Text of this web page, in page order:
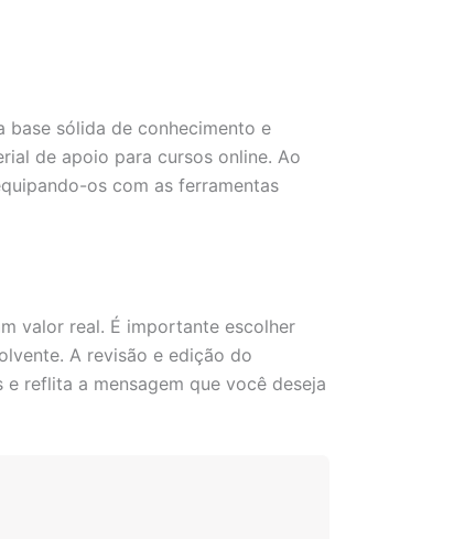
base sólida de conhecimento e
de apoio para cursos online. Ao
os com as ferramentas
valor real. É importante escolher
A revisão e edição do
reflita a mensagem que você deseja